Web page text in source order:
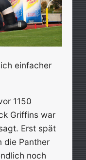
einfacher
1150
Griffins war
Erst spät
die Panther
noch